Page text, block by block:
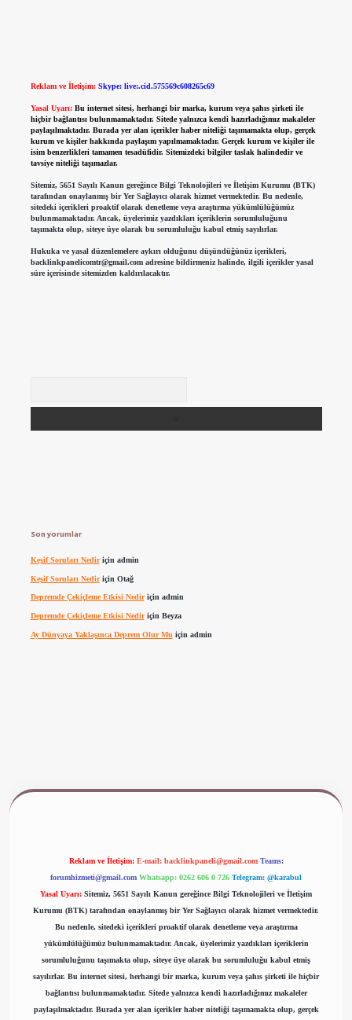
Reklam ve İletişim: Skype: live:.cid.575569c608265c69
Yasal Uyarı: Bu internet sitesi, herhangi bir marka, kurum veya şahıs şirketi ile
hiçbir bağlantısı bulunmamaktadır. Sitede yalnızca kendi hazırladığımız makaleler
paylaşılmaktadır. Burada yer alan içerikler haber niteliği taşımamakta olup, gerçek
kurum ve kişiler hakkında paylaşım yapılmamaktadır. Gerçek kurum ve kişiler ile
isim benzerlikleri tamamen tesadüfidir. Sitemizdeki bilgiler taslak halindedir ve
tavsiye niteliği taşımazlar.
Sitemiz, 5651 Sayılı Kanun gereğince Bilgi Teknolojileri ve İletişim Kurumu (BTK)
tarafından onaylanmış bir Yer Sağlayıcı olarak hizmet vermektedir. Bu nedenle,
sitedeki içerikleri proaktif olarak denetleme veya araştırma yükümlülüğümüz
bulunmamaktadır. Ancak, üyelerimiz yazdıkları içeriklerin sorumluluğunu
taşımakta olup, siteye üye olarak bu sorumluluğu kabul etmiş sayılırlar.
Hukuka ve yasal düzenlemelere aykırı olduğunu düşündüğünüz içerikleri,
backlinkpanelicomtr@gmail.comadresine bildirmeniz halinde, ilgili içerikler yasal
süre içerisinde sitemizden kaldırılacaktır.
Son yorumlar
Keşif Soruları Nediriçin admin
Keşif Soruları Nediriçin Otağ
Depremde Çekiçleme Etkisi Nediriçin admin
Depremde Çekiçleme Etkisi Nediriçin Beyza
Ay Dünyaya Yaklaşınca Deprem Olur Mu için admin
Reklam ve İletişim: E-mail: backlinkpaneli@gmail.com Teams:
forumhizmeti@gmail.com Whatsapp: 0262 606 0 726 Telegram: @karabul
Yasal Uyarı: Sitemiz, 5651 Sayılı Kanun gereğince Bilgi Teknolojileri ve İletişim
Kurumu (BTK) tarafından onaylanmış bir Yer Sağlayıcı olarak hizmet vermektedir.
Bu nedenle, sitedeki içerikleri proaktif olarak denetleme veya araştırma
yükümlülüğümüz bulunmamaktadır. Ancak, üyelerimiz yazdıkları içeriklerin
sorumluluğunu taşımakta olup, siteye üye olarak bu sorumluluğu kabul etmiş
sayılırlar. Bu internet sitesi, herhangi bir marka, kurum veya şahıs şirketi ile hiçbir
bağlantısı bulunmamaktadır. Sitede yalnızca kendi hazırladığımız makaleler
paylaşılmaktadır. Burada yer alan içerikler haber niteliği taşımamakta olup, gerçek